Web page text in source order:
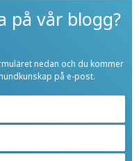
på vår blogg?
nedan och du kommer
på e-post.